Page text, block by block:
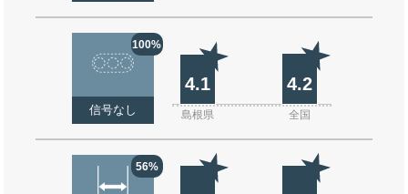
100%
信号なし
4.1 4.2
島根県 全国
56%